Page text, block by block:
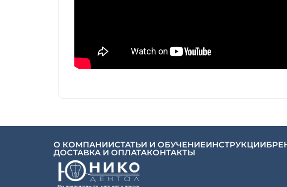
О КОМПАНИИСТАТЬИ И ОБУЧЕНИЕИНСТРУКЦИИ
ДОСТАВКА И ОПЛАТАКОНТАКТЫ